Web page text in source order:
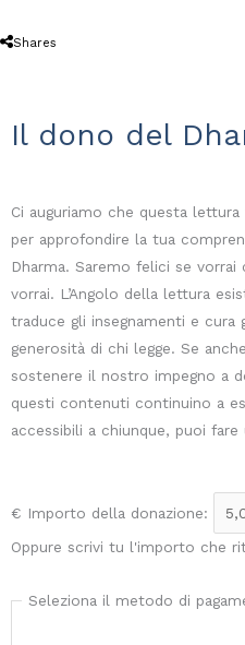
Shares
Il dono del
Ci auguriamo che questa
per approfondire la tua
Dharma. Saremo felici se
vorrai. L’Angolo della lettura
traduce gli insegnamenti e cura
generosità di chi legge. Se
sostenere il nostro impegno a
questi contenuti continuino a
accessibili a chiunque, puoi fare
€ Importo della donazione:
Oppure scrivi tu l'importo che
Seleziona il metodo di